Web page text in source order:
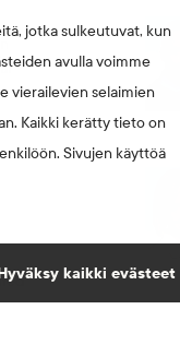
jotka sulkeutuvat, kun
avulla voimme
vierailevien selaimien
Kaikki kerätty tieto on
Sivujen käyttöä
kaikki evästeet